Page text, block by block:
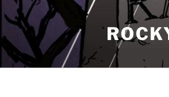
Pular
para
conteúdo